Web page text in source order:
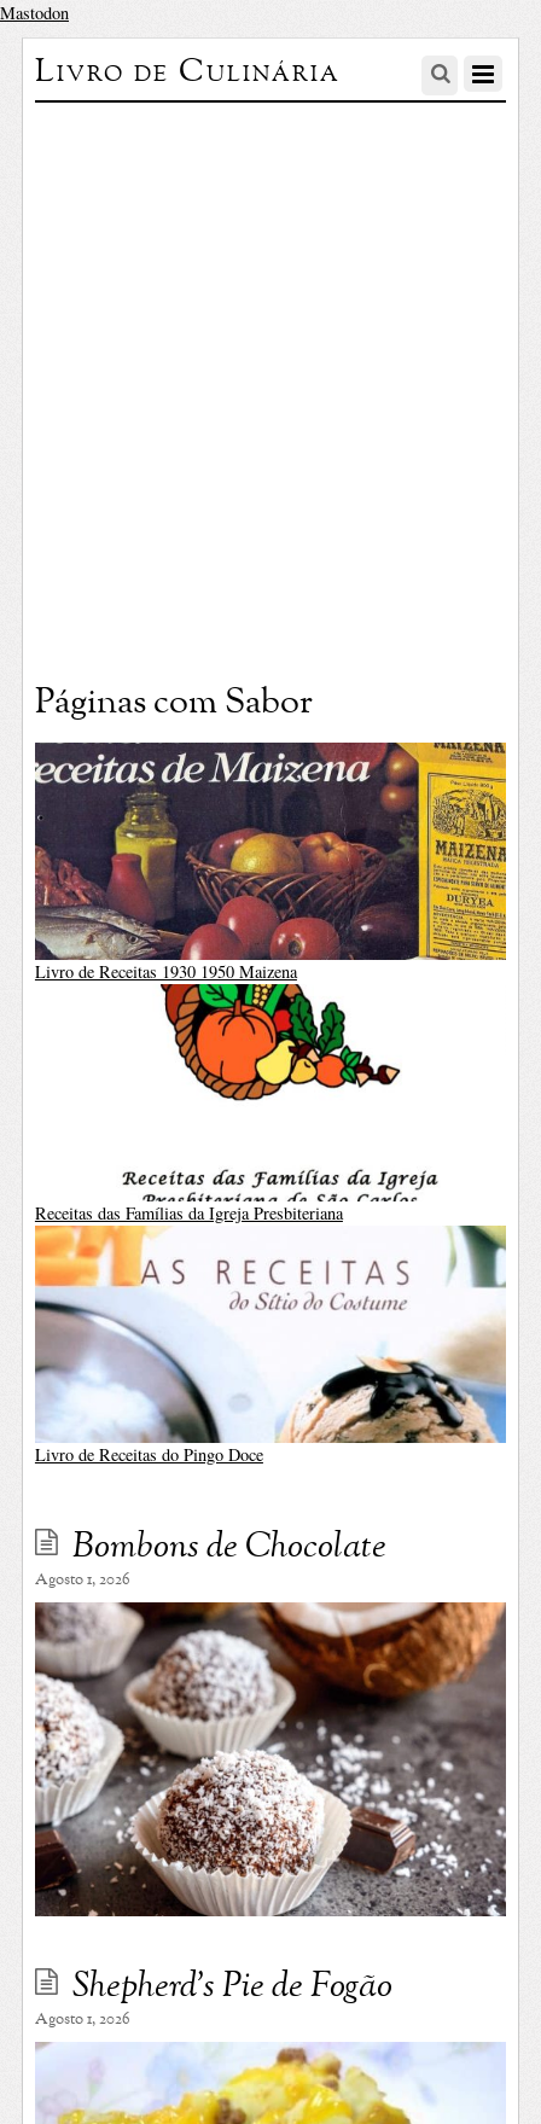
Mastodon
Livro de Culinária
Páginas com Sabor
Livro de Receitas 1930 1950 Maizena
Receitas das Famílias da Igreja Presbiteriana
Livro de Receitas do Pingo Doce
Bombons de Chocolate
Agosto 1, 2026
Shepherd’s Pie de Fogão
Agosto 1, 2026